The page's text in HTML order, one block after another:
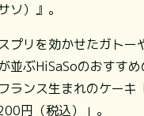
ソ）』。
プリを効かせたガトー
並ぶHiSaSoのおすす
ランス生まれのケーキ
円（税込）」。